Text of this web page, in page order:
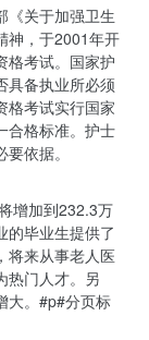
《关于加强卫生
神，于2001年开
格考试。国家护
具备执业所必须
格考试实行国家
合格标准。护士
依据。
增加到232.3万
的毕业生提供了
将来从事老人医
热门人才。另
大。#p#分页标